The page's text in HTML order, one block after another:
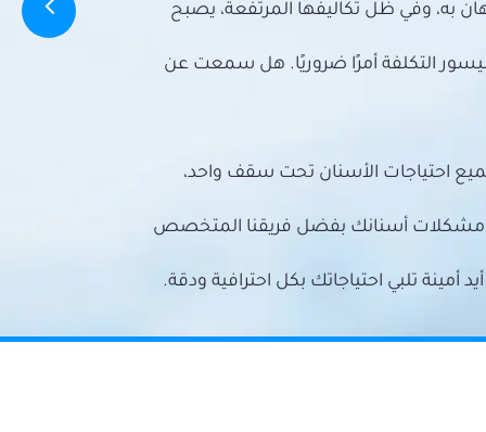
به، وفي ظل تكاليفها المرتفعة، يصبح
التكلفة أمرًا ضروريًا. هل سمعت عن
احتياجات الأسنان تحت سقف واحد،
مشكلات أسنانك بفضل فريقنا المتخصص
تلبي احتياجاتك بكل احترافية ودقة.